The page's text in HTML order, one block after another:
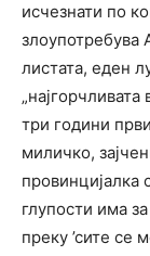
исчезнати по
злоупотребува
листата, еден
три години
‬миличко,
‬провинцијалка
‬глупости ‬има
преку ’сите се